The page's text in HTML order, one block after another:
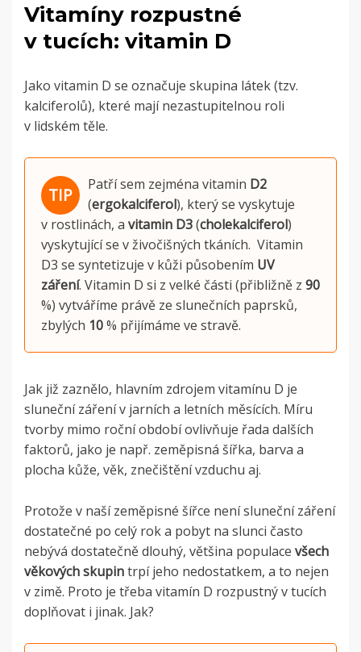
Vitamíny rozpustné
v tucích: vitamin D
Jako vitamin D se označuje skupina látek (tzv.
kalciferolů), které mají nezastupitelnou roli
v lidském těle.
Patří sem zejména vitamin D2
(ergokalciferol), který se vyskytuje
v rostlinách, a vitamin D3(cholekalciferol)
vyskytující se v živočišných tkáních. Vitamin
D3 se syntetizuje v kůži působením UV
záření. Vitamin D si z velké části (přibližně z 90
%) vytváříme právě ze slunečních paprsků,
zbylých 10% přijímáme ve stravě.
Jak již zaznělo, hlavním zdrojem vitamínu D je
sluneční záření v jarních a letních měsících. Míru
tvorby mimo roční období ovlivňuje řada dalších
faktorů, jako je např. zeměpisná šířka, barva a
plocha kůže, věk, znečištění vzduchu aj.
Protože v naší zeměpisné šířce není sluneční záření
dostatečné po celý rok a pobyt na slunci často
nebývá dostatečně dlouhý, většina populace všech
věkových skupintrpí jeho nedostatkem, a to nejen
v zimě. Proto je třeba vitamín D rozpustný v tucích
doplňovat i jinak. Jak?